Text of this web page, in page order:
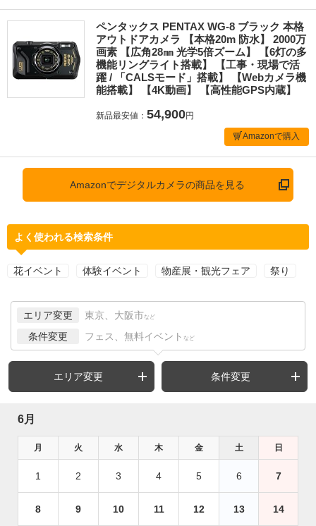
ペンタックス PENTAX WG-8 ブラック 本格
アウトドアカメラ 【本格20m 防水】 2000万
画素 【広角28㎜ 光学5倍ズーム】 【6灯の多
機能リングライト搭載】 【工事・現場で活
躍 / 「CALSモード」搭載】 【Webカメラ機
能搭載】 【4K動画】 【高性能GPS内蔵】
新品最安値： 54,900円
Amazonで購入
Amazonでデジタルカメラの商品を見る
よく使われる検索条件
花イベント 体験イベント 物産展・観光フェア 祭り
エリア変更 東京、大阪市 など
条件変更 フェス、無料イベント など
エリア変更 条件変更
6月
月 火 水 木 金 土 日
1 2 3 4 5 6 7
8 9 10 11 12 13 14